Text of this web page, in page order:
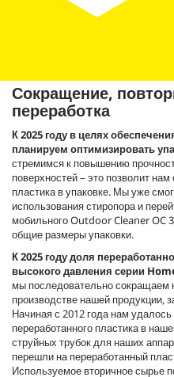
Сокращение,
переработка
К 2025 году в целях
планируем оптимизировать
стремимся к повышению
поверхностей – это позволит
пластика в упаковке. Мы уже
использования стиропора и
мобильного Outdoor Cleaner OC
общие размеры упаковки.
К 2025 году доля
высокого давления серии
мы последовательно сокращаем
производстве нашей продукции,
Начиная с 2012 года нам
переработанного пластика в
струйных трубок для наших
перешли на переработанный
Используемое вторичное сырье